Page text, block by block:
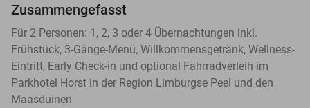
Zusammengefasst
Für 2 Personen: 1, 2, 3 oder 4 Übernachtungen inkl.
Frühstück, 3-Gänge-Menü, Willkommensgetränk, Wellness-
Eintritt, Early Check-in und optional Fahrradverleih im
Parkhotel Horst in der Region Limburgse Peel und den
Maasduinen